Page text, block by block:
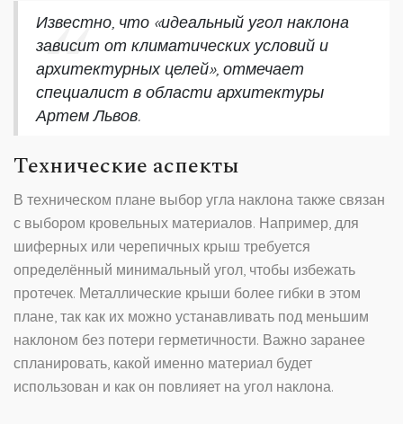
Известно, что «идеальный угол наклона
зависит от климатических условий и
архитектурных целей», отмечает
специалист в области архитектуры
Артем Львов.
Технические аспекты
В техническом плане выбор угла наклона также связан
с выбором кровельных материалов. Например, для
шиферных или черепичных крыш требуется
определённый минимальный угол, чтобы избежать
протечек. Металлические крыши более гибки в этом
плане, так как их можно устанавливать под меньшим
наклоном без потери герметичности. Важно заранее
спланировать, какой именно материал будет
использован и как он повлияет на угол наклона.